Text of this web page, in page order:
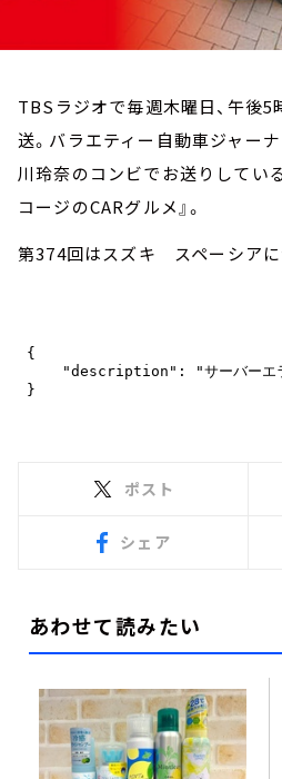
TBSラジオで毎週木曜日、午後
送。バラエティー自動車ジャー
川玲奈のコンビでお送りしてい
コージのCARグルメ』。
第374回はスズキ スペーシアに
ポスト
シェア
あわせて読みたい